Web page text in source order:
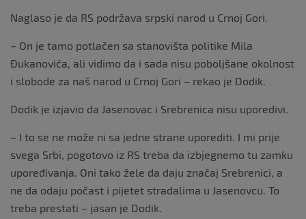
Naglaso je da RS podržava srpski narod u Crnoj Gori.
– On je tamo potlačen sa stanovišta politike Mila
Đukanovića, ali vidimo da i sada nisu poboljšane okolnost
i slobode za naš narod u Crnoj Gori – rekao je Dodik.
Dodik je izjavio da Јasenovac i Srebrenica nisu uporedivi.
– I to se ne može ni sa jedne strane uporediti. I mi prije
svega Srbi, pogotovo iz RS treba da izbjegnemo tu zamku
upoređivanja. Oni tako žele da daju značaj Srebrenici, a
ne da odaju počast i pijetet stradalima u Јasenovcu. To
treba prestati – jasan je Dodik.